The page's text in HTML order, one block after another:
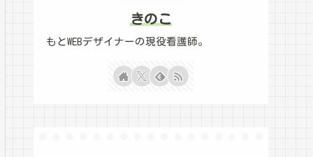
きのこ
もとWEBデザイナーの現役看護師。